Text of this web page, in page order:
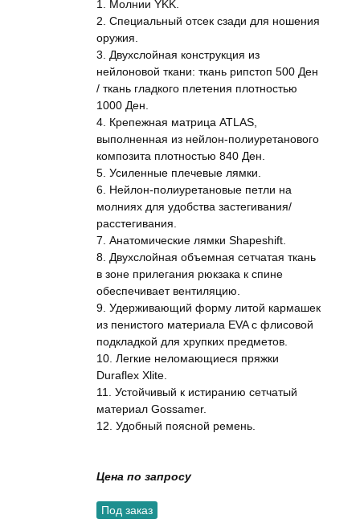
1. Молнии YKK.
2. Специальный отсек сзади для ношения
оружия.
3. Двухслойная конструкция из
нейлоновой ткани: ткань рипстоп 500 Ден
/ ткань гладкого плетения плотностью
1000 Ден.
4. Крепежная матрица ATLAS,
выполненная из нейлон-полиуретанового
композита плотностью 840 Ден.
5. Усиленные плечевые лямки.
6. Нейлон-полиуретановые петли на
молниях для удобства застегивания/
расстегивания.
7. Анатомические лямки Shapeshift.
8. Двухслойная объемная сетчатая ткань
в зоне прилегания рюкзака к спине
обеспечивает вентиляцию.
9. Удерживающий форму литой кармашек
из пенистого материала EVA с флисовой
подкладкой для хрупких предметов.
10. Легкие неломающиеся пряжки
Duraflex Xlite.
11. Устойчивый к истиранию сетчатый
материал Gossamer.
12. Удобный поясной ремень.
Цена по запросу
Под заказ